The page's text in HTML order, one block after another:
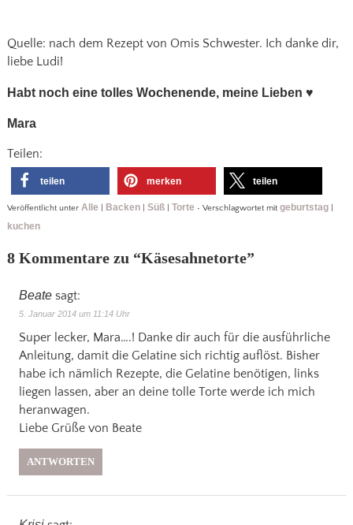
Quelle: nach dem Rezept von Omis Schwester. Ich danke dir,
liebe Ludi!
Habt noch eine tolles Wochenende, meine Lieben ♥
Mara
Teilen:
teilen merken teilen
Veröffentlicht unter Alle Backen| Süß| Torte • Verschlagwortet mit geburtstag
kuchen
8 Kommentare zu “Käsesahnetorte”
Beate sagt:
5. Januar 2014 um 11:14 Uhr
Super lecker, Mara….! Danke dir auch für die ausführliche
Anleitung, damit die Gelatine sich richtig auflöst. Bisher
habe ich nämlich Rezepte, die Gelatine benötigen, links
liegen lassen, aber an deine tolle Torte werde ich mich
heranwagen.
Liebe Grüße von Beate
ANTWORTEN